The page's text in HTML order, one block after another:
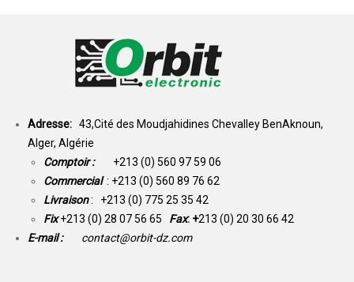
Adresse: 43,Cité des Moudjahidines Chevalley BenAknoun,
Alger, Algérie
Comptoir : +213 (0) 560 97 59 06
Commercial : +213 (0) 560 89 76 62
Livraison: +213 (0) 775 25 35 42
Fix +213 (0) 28 07 56 65 Fax: +213 (0) 20 30 66 42
E-mail :
contact@orbit-dz.com